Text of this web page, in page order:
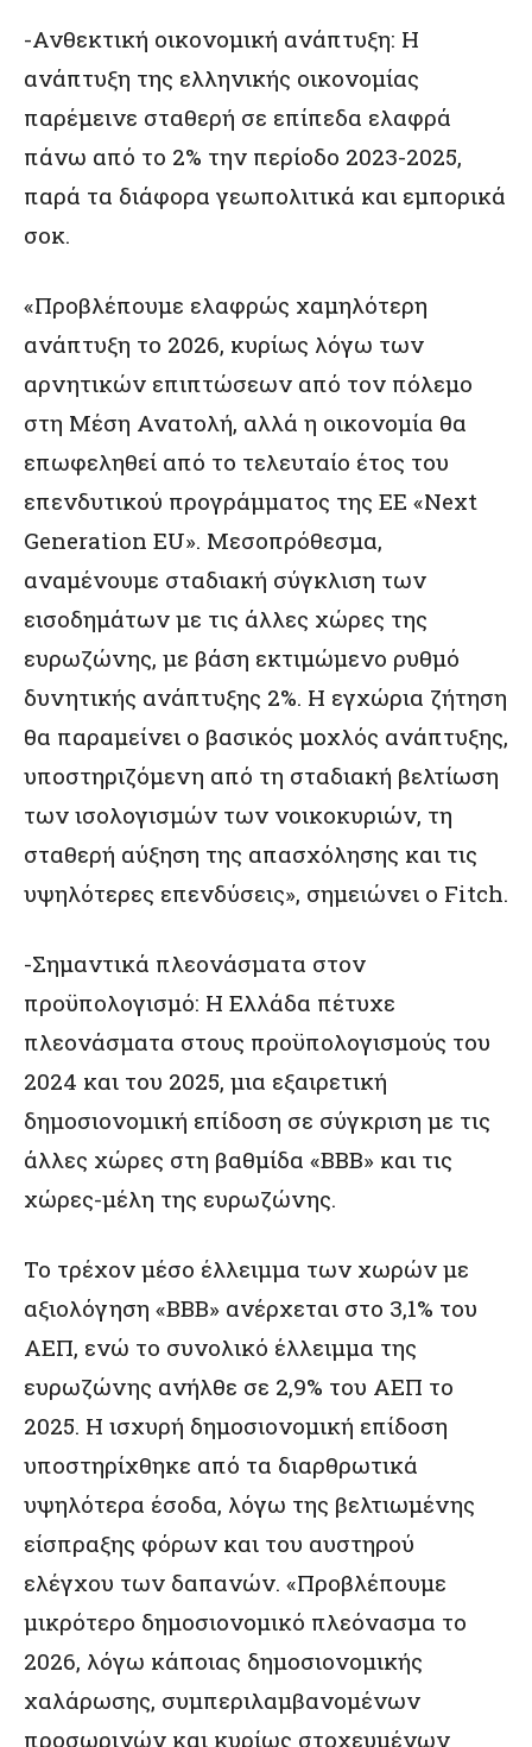
-Ανθεκτική οικονομική ανάπτυξη: Η
ανάπτυξη της ελληνικής οικονομίας
παρέμεινε σταθερή σε επίπεδα ελαφρά
πάνω από το 2% την περίοδο 2023-2025,
παρά τα διάφορα γεωπολιτικά και εμπορικά
σοκ.
«Προβλέπουμε ελαφρώς χαμηλότερη
ανάπτυξη το 2026, κυρίως λόγω των
αρνητικών επιπτώσεων από τον πόλεμο
στη Μέση Ανατολή, αλλά η οικονομία θα
επωφεληθεί από το τελευταίο έτος του
επενδυτικού προγράμματος της ΕΕ «Next
Generation EU». Μεσοπρόθεσμα,
αναμένουμε σταδιακή σύγκλιση των
εισοδημάτων με τις άλλες χώρες της
ευρωζώνης, με βάση εκτιμώμενο ρυθμό
δυνητικής ανάπτυξης 2%. Η εγχώρια ζήτηση
θα παραμείνει ο βασικός μοχλός ανάπτυξης,
υποστηριζόμενη από τη σταδιακή βελτίωση
των ισολογισμών των νοικοκυριών, τη
σταθερή αύξηση της απασχόλησης και τις
υψηλότερες επενδύσεις», σημειώνει ο Fitch.
-Σημαντικά πλεονάσματα στον
προϋπολογισμό: Η Ελλάδα πέτυχε
πλεονάσματα στους προϋπολογισμούς του
2024 και του 2025, μια εξαιρετική
δημοσιονομική επίδοση σε σύγκριση με τις
άλλες χώρες στη βαθμίδα «ΒΒΒ» και τις
χώρες-μέλη της ευρωζώνης.
Το τρέχον μέσο έλλειμμα των χωρών με
αξιολόγηση «BBB» ανέρχεται στο 3,1% του
ΑΕΠ, ενώ το συνολικό έλλειμμα της
ευρωζώνης ανήλθε σε 2,9% του ΑΕΠ το
2025. Η ισχυρή δημοσιονομική επίδοση
υποστηρίχθηκε από τα διαρθρωτικά
υψηλότερα έσοδα, λόγω της βελτιωμένης
είσπραξης φόρων και του αυστηρού
ελέγχου των δαπανών. «Προβλέπουμε
μικρότερο δημοσιονομικό πλεόνασμα το
2026, λόγω κάποιας δημοσιονομικής
χαλάρωσης, συμπεριλαμβανομένων
προσωρινών και κυρίως στοχευμένων